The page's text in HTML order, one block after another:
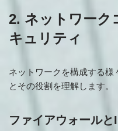
2. ネットワーク
キュリティ
ネットワークを構成する
とその役割を理解します。
ファイアウォールと